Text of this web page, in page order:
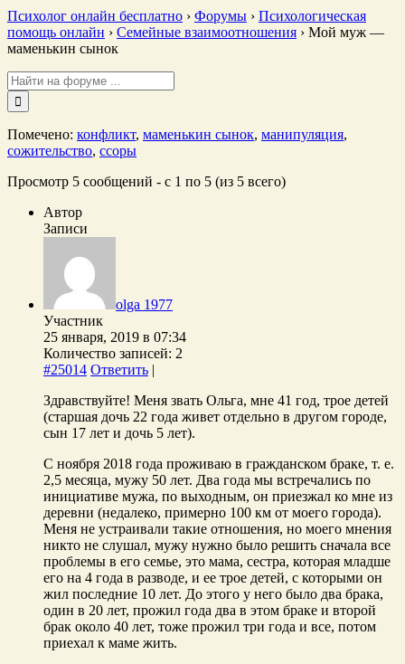
Психолог онлайн бесплатно › Форумы › Психологическая
помощь онлайн › Семейные взаимоотношения › Мой муж —
маменькин сынок
Поиск:
Помечено: конфликт, маменькин сынок, манипуляция,
сожительство, ссоры
Просмотр 5 сообщений - с 1 по 5 (из 5 всего)
Автор
Записи
olga 1977
Участник
25 января, 2019 в 07:34
Количество записей: 2
#25014 Ответить |
Здравствуйте! Меня звать Ольга, мне 41 год, трое детей
(старшая дочь 22 года живет отдельно в другом городе,
сын 17 лет и дочь 5 лет).
С ноября 2018 года проживаю в гражданском браке, т. е.
2,5 месяца, мужу 50 лет. Два года мы встречались по
инициативе мужа, по выходным, он приезжал ко мне из
деревни (недалеко, примерно 100 км от моего города).
Меня не устраивали такие отношения, но моего мнения
никто не слушал, мужу нужно было решить сначала все
проблемы в его семье, это мама, сестра, которая младше
его на 4 года в разводе, и ее трое детей, с которыми он
жил последние 10 лет. До этого у него было два брака,
один в 20 лет, прожил года два в этом браке и второй
брак около 40 лет, тоже прожил три года и все, потом
приехал к маме жить.